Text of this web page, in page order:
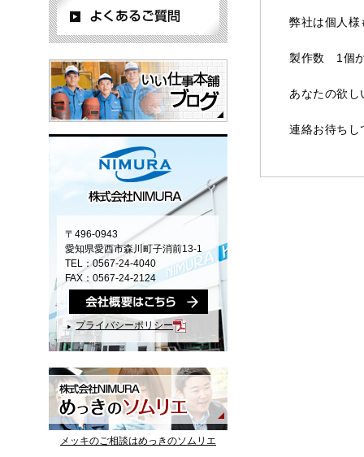
弊社は個人
製作数 1個か
あなたの欲し
連絡お待ちし
〒496-0943
愛知県愛西市森川町子消前13-1
TEL：0567-24-4040
FAX：0567-24-2124
プライバシーポリシー
メッキのご相談はめっきのソムリエ